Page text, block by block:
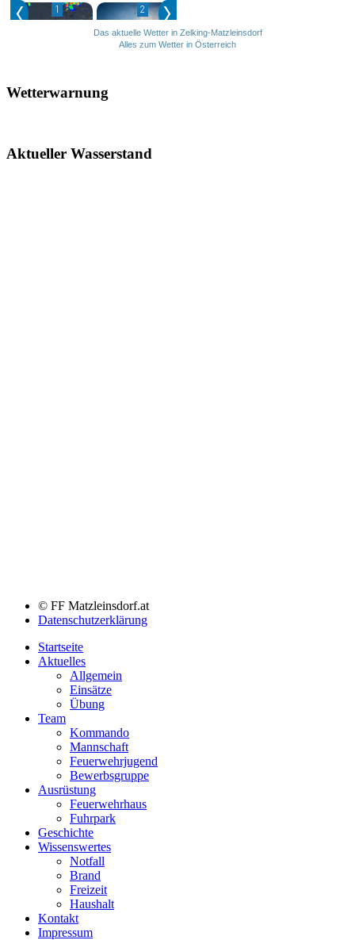
Das aktuelle Wetter in Zelking-Matzleinsdorf
Alles zum Wetter in Österreich
Wetterwarnung
Aktueller Wasserstand
© FF Matzleinsdorf.at
Datenschutzerklärung
Startseite
Aktuelles
Allgemein
Einsätze
Übung
Team
Kommando
Mannschaft
Feuerwehrjugend
Bewerbsgruppe
Ausrüstung
Feuerwehrhaus
Fuhrpark
Geschichte
Wissenswertes
Notfall
Brand
Freizeit
Haushalt
Kontakt
Impressum